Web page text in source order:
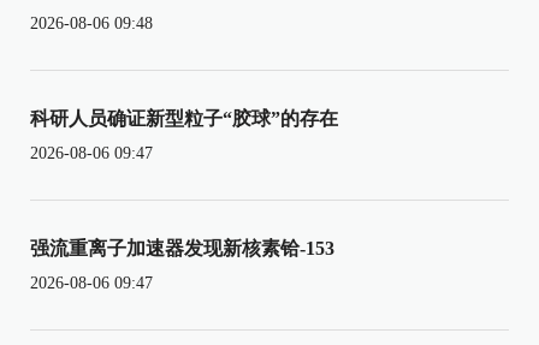
2026-08-06 09:48
科研人员确证新型粒子“胶球”的存在
2026-08-06 09:47
强流重离子加速器发现新核素铪-153
2026-08-06 09:47